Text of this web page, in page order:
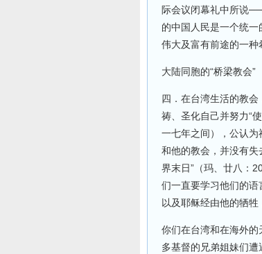
际会议闭幕礼中所说
的中国人民是一个统
伟大及富有前途的一种
大陆同胞的“桥梁教会”
四．在台湾生活的教
祷、圣化自己并努力“
一七年之间），公认
和他的教会，并没有失
界末日”（玛、廿八：
们一直要学习他们的语
以及耶稣经由他的牺牲
你们在台湾和在海外的
多基督的兄弟姐妹们